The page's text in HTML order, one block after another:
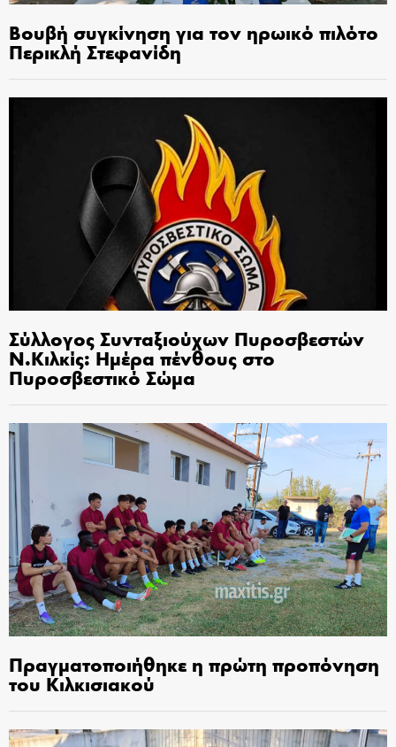
Βουβή συγκίνηση για τον ηρωικό πιλότο
Περικλή Στεφανίδη
Σύλλογος Συνταξιούχων Πυροσβεστών
Ν.Κιλκίς: Ημέρα πένθους στο
Πυροσβεστικό Σώμα
Πραγματοποιήθηκε η πρώτη προπόνηση
του Κιλκισιακού